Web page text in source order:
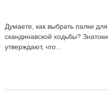
Думаете, как выбрать палки для
скандинавской ходьбы? Знатоки
утверждают, что…